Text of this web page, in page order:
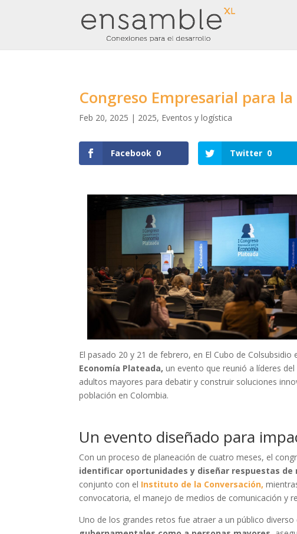
Congreso Empresarial para
Feb 20, 2025 | 2025, Eventos y logística
Facebook 0 Twitter 0
El pasado 20 y 21 de febrero, en El Cubo de
Economía Plateada, un evento que reunió a líderes
adultos mayores para debatir y construir soluciones
población en Colombia.
Un evento diseñado para
Con un proceso de planeación de cuatro meses, el
identificar oportunidades y diseñar respuestas de
conjunto con el Instituto de la Conversación,
convocatoria, el manejo de medios de comunicación y
Uno de los grandes retos fue atraer a un público